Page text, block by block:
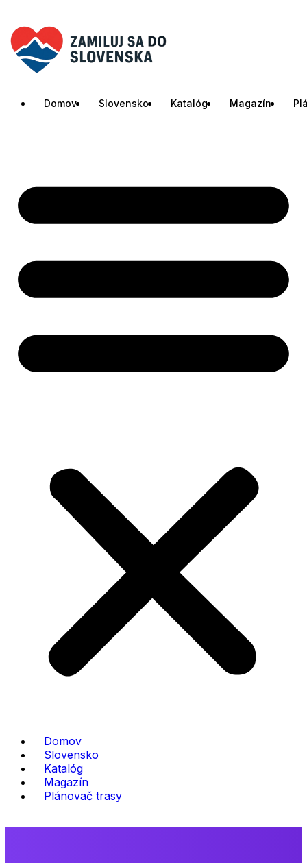
Domov Slovensko Katalóg Magazín
Domov
Slovensko
Katalóg
Magazín
Plánovač trasy